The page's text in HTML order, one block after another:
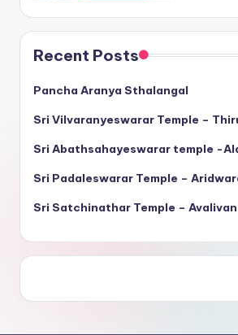
Recent Posts
Pancha Aranya Sthalangal
Sri Vilvaranyeswarar Temple –
Sri Abathsahayeswarar temple -
Sri Padaleswarar Temple –
Sri Satchinathar Temple –